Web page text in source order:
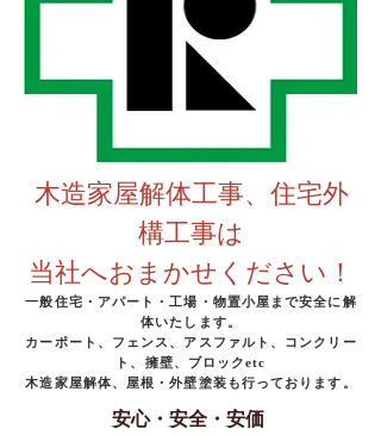
木造家屋解体工事、住宅外
構工事は
当社へおまかせください！
一般住宅・アパート・工場・物置小屋まで安全に解
体いたします。
カーポート、フェンス、アスファルト、コンクリー
ト、擁壁、ブロックetc
​木造家屋解体、屋根・外壁塗装も行っております。
安心・安全・安価